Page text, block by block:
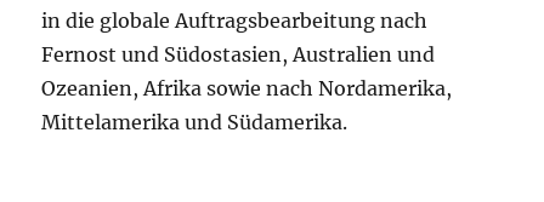
in die globale Auftragsbearbeitung nach
Fernost und Südostasien, Australien und
Ozeanien, Afrika sowie nach Nordamerika,
Mittelamerika und Südamerika.